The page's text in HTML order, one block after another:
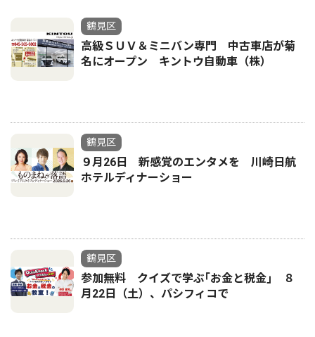
鶴見区
高級ＳＵＶ＆ミニバン専門 中古車店が菊
名にオープン キントウ自動車（株）
鶴見区
９月26日 新感覚のエンタメを 川崎日航
ホテルディナーショー
鶴見区
参加無料 クイズで学ぶ｢お金と税金｣ ８
月22日（土）、パシフィコで